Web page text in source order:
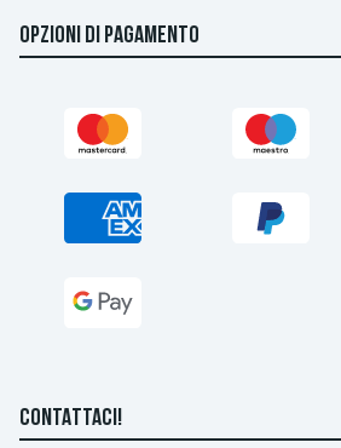
OPZIONI DI PAGAMENTO
CONTATTACI!